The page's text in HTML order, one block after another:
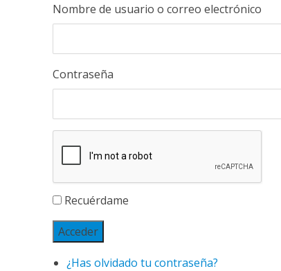
Nombre de usuario o correo electrónico
Contraseña
Recuérdame
Acceder
¿Has olvidado tu contraseña?